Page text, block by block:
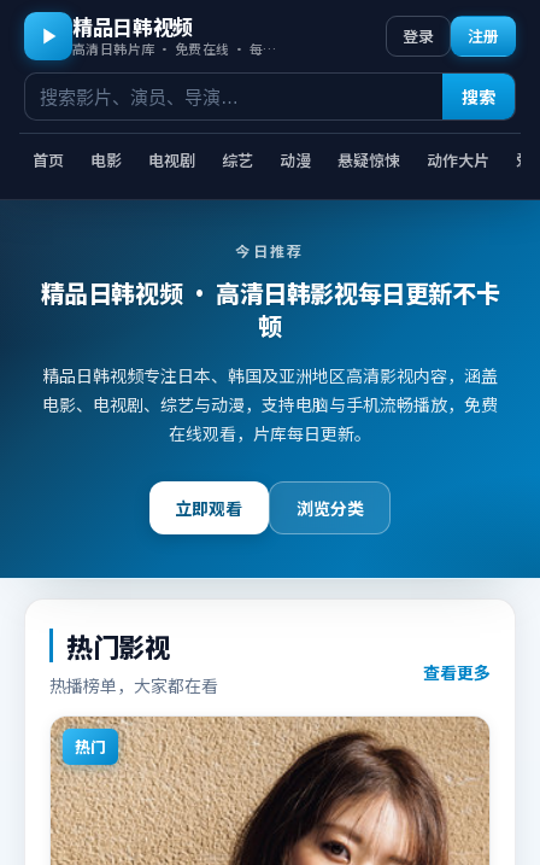
精品日韩视频
高清日韩片库 · 免费在线 · 每日更新
首页 电影 电视剧 综艺 动漫 悬疑惊悚 动作大片 爱
搜索
登录 注册
今日推荐
精品日韩视频· 高清日韩影视每日更新不卡
顿
精品日韩视频专注日本、韩国及亚洲地区高清影视内容，涵盖
电影、电视剧、综艺与动漫，支持电脑与手机流畅播放，免费
在线观看，片库每日更新。
立即观看 浏览分类
热门影视
热播榜单，大家都在看
查看更多
热门